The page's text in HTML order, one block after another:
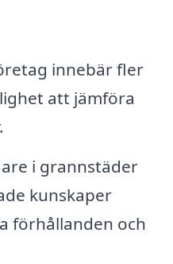
innebär fler
att jämföra
i grannstäder
kunskaper
förhållanden och